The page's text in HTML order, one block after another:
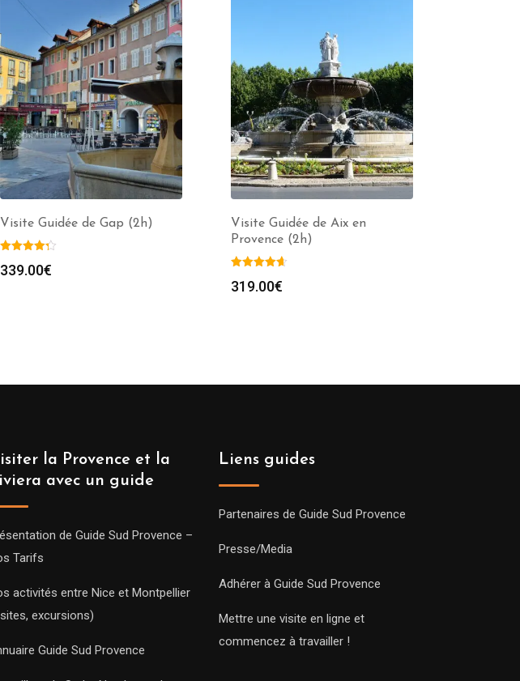
Visite Guidée de Gap (2h)
339.00€
Visite Guidée de Aix en
Provence (2h)
319.00€
la Provence et la
avec un guide
de Guide Sud Provence –
Tarifs
activités entre Nice et Montpellier
excursions)
Guide Sud Provence
Liens guides
Partenaires de Guide Sud Provence
Presse/Media
Adhérer à Guide Sud Provence
Mettre une visite en ligne et
commencez à travailler !